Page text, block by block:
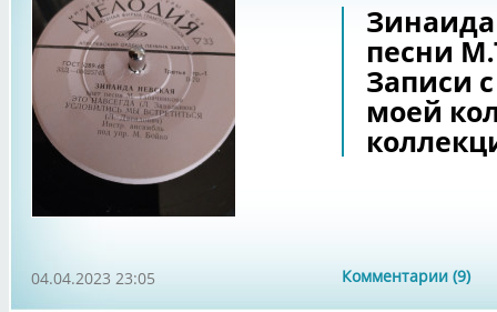
песни
Записи
моей
Комментарии (9)
04.04.2023 23:05